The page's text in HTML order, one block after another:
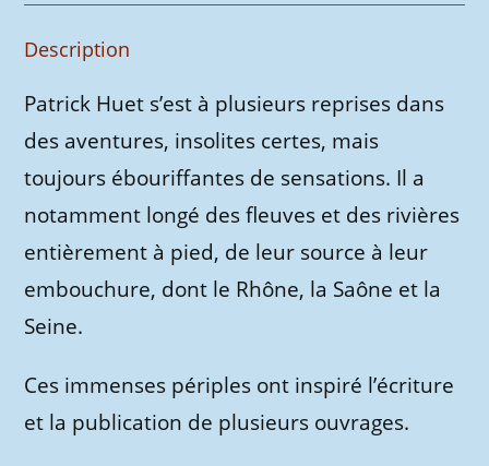
le
trotteur
ebook
gratuit
Description
Patrick Huet s’est à plusieurs reprises dans
des aventures, insolites certes, mais
toujours ébouriffantes de sensations. Il a
notamment longé des fleuves et des rivières
entièrement à pied, de leur source à leur
embouchure, dont le Rhône, la Saône et la
Seine.
Ces immenses périples ont inspiré l’écriture
et la publication de plusieurs ouvrages.